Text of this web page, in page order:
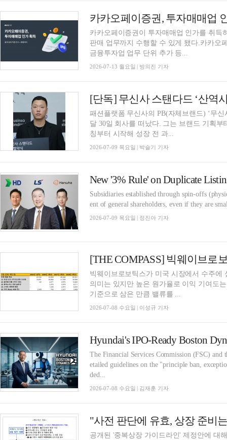
카카오페이증권이 투자매매업 인가를 취
판매 업무까지 수행할 수 있게 됐다.카카오
금융투자업 업무 단위 추가 등...
2026-07-13 월요일 | 방의진 기자
패션플랫폼 무신사의 PB(자체브랜드) ‘무
달 30일 회사를 떠났다. 그는 브랜드 기획
칭부터 시작해 성장 전 과...
2026-07-09 목요일 | 박슬기 기자
Subsidiaries established through spin-offs
ent of general shareholders, even if they are
2026-07-09 목요일 | 정진아 기자
빅웨이브로보틱스가 미국 시장에서 수주
의미는 있지만 높은 원가율로 이익 기여도
기준으로 삼은 만큼 밸류를 ...
2026-07-08 수요일 | 이성규 기자
The Financial Services Commission (FSC) and
etailed guidelines on the "principle ban,
ded...
2026-07-08 수요일 | 김재훈 기자
공개된 '중복상장 가이드라인' 제정안에 대